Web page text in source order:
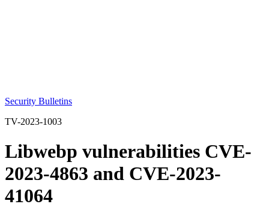
Security Bulletins
TV-2023-1003
Libwebp vulnerabilities CVE-
2023-4863 and CVE-2023-
41064